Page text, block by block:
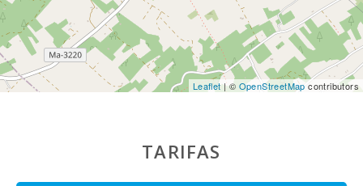
Leaflet | © OpenStreetMapcontributors
TARIFAS